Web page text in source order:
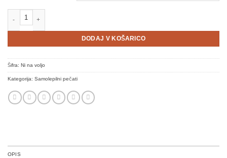
DODAJ V KOŠARICO
Šifra: Ni na voljo
Kategorija: Samolepilni pečati
OPIS